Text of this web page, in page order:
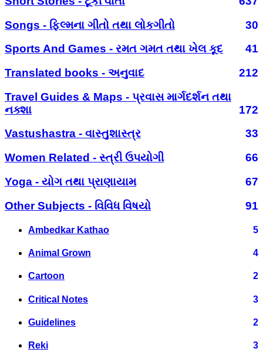
Songs - ફિલ્મના ગીતો તથા લોકગીતો
30
Sports And Games - રમત ગમત તથા ખેલ કૂદ
41
Translated books - અનુવાદ
212
Travel Guides & Maps - પ્રવાસ માર્ગદર્શન તથા
નક્શા
172
Vastushastra - વાસ્તુશાસ્ત્ર
33
Women Related - સ્ત્રી ઉપયોગી
66
Yoga - યોગ તથા પ્રાણાયામ
67
Other Subjects - વિવિધ વિષયો
91
Ambedkar Kathao 5
Animal Grown 4
Cartoon 2
Critical Notes 3
Guidelines 2
Reki 3